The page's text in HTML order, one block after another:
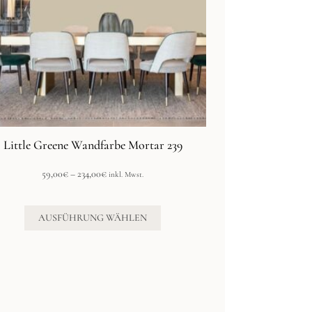
Little Greene Wandfarbe Mortar 239
59,00€–234,00€Preisspanne:
234,00€
inkl. Mwst.
AUSFÜHRUNG WÄHLEN
können
auf
Produktseite
gewählt
werden